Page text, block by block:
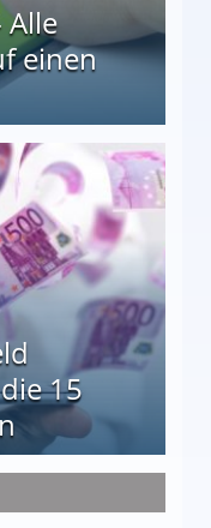
Alle
einen
15